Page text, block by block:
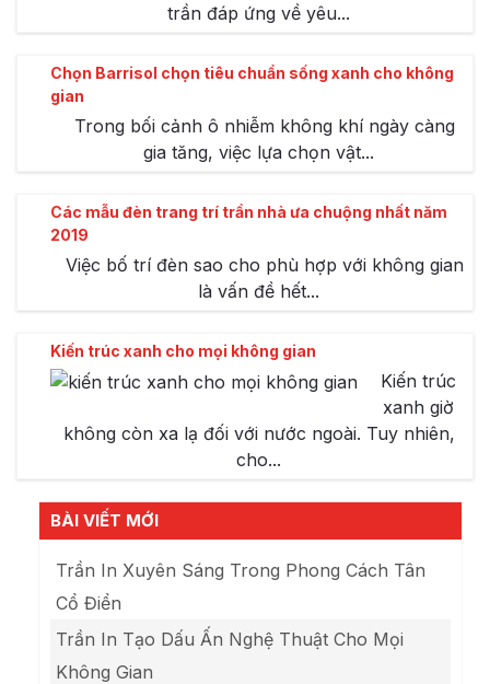
trần đáp ứng về yêu...
Chọn Barrisol chọn tiêu chuẩn sống xanh cho không
gian
Trong bối cảnh ô nhiễm không khí ngày càng
gia tăng, việc lựa chọn vật...
Các mẫu đèn trang trí trần nhà ưa chuộng nhất năm
2019
Việc bố trí đèn sao cho phù hợp với không gian
là vấn đề hết...
Kiến trúc xanh cho mọi không gian
Kiến trúc
xanh giờ
không còn xa lạ đối với nước ngoài. Tuy nhiên,
cho...
BÀI VIẾT MỚI
Trần In Xuyên Sáng Trong Phong Cách Tân
Cổ Điển
Trần In Tạo Dấu Ấn Nghệ Thuật Cho Mọi
Không Gian